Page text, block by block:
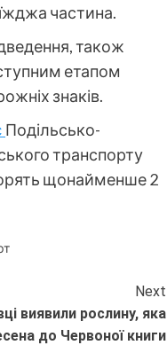
частина.
також
етапом
знаків.
Подільсько-
транспорту
щонайменше 2
Next
виявили рослину, яка
до Червоної книги